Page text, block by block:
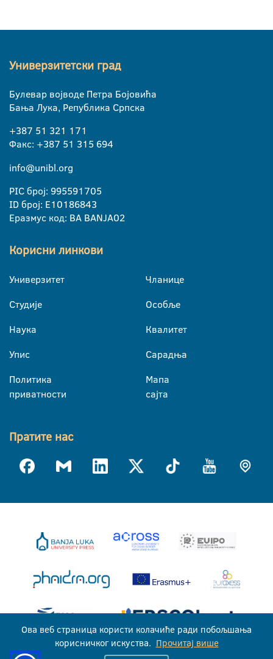
Универзитетски град
Булевар војводе Петра Бојовића
Бања Лука, Република Српска
+387 51 321 171
Факс: +387 51 315 694
info@unibl.org
PIC број: 995591705
ID број: E10186843
Еразмус код: BA BANJA02
Корисни линкови
Универзитет
Студије
Наука
Упис
Политика
приватности
Чланице
Особље
Квалитет
Сарадња
Мапа
сајта
Пратите нас
Ова веб страница користи колачиће ради побољшања
корисничког искуства. Прочитај више